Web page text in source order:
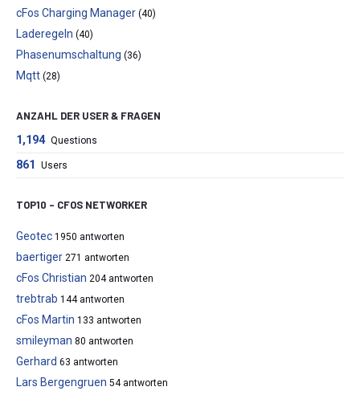
cFos Charging Manager (40)
Laderegeln (40)
Phasenumschaltung (36)
Mqtt (28)
ANZAHL DER USER & FRAGEN
1,194 Questions
861 Users
TOP10 – CFOS NETWORKER
Geotec 1950 antworten
baertiger 271 antworten
cFos Christian 204 antworten
trebtrab 144 antworten
cFos Martin 133 antworten
smileyman 80 antworten
Gerhard 63 antworten
Lars Bergengruen 54 antworten